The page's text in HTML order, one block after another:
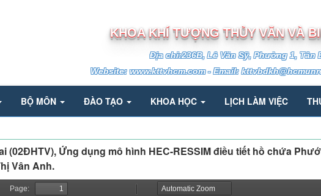
KHOA KHÍ TƯỢNG THỦY VĂN VÀ
Địa chỉ:236B, Lê Văn Sỹ, Phường 1, Tân
Website: www.kttvhcm.com - Email:
BỘ MÔN ĐÀO TẠO KHOA HỌC LỊCH LÀM VIỆC
(02ĐHTV), Ứng dụng mô hình HEC-RESSIM điều tiết hồ chứa
Vân Anh.